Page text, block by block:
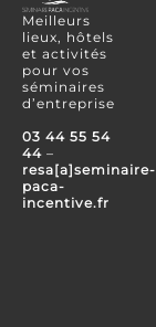
Meilleurs
lieux, hôtels
et activités
pour vos
séminaires
d’entreprise
03 44 55 54
44 –
resa[a]seminaire-
paca-
incentive.fr